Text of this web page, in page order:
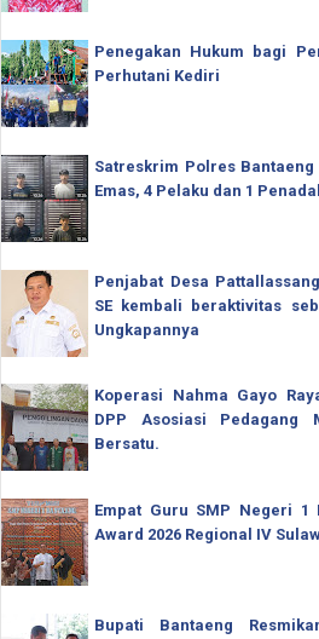
Penegakan Hukum bagi
Perhutani Kediri
Satreskrim Polres
Emas, 4 Pelaku dan 1
Penjabat Desa
SE kembali beraktivitas
Ungkapannya
Koperasi Nahma Gayo
DPP Asosiasi Pedagang
Bersatu.
Empat Guru SMP Negeri
Award 2026 Regional IV
Bupati Bantaeng